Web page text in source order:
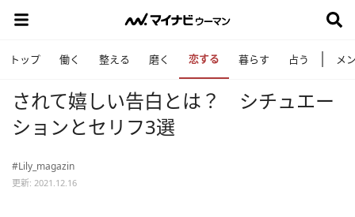
トップ 働く 整える 磨く 恋する 暮らす 占う メ
されて嬉しい告白とは？ シチュエー
ションとセリフ3選
#Lily_magazin
更新: 2021.12.16